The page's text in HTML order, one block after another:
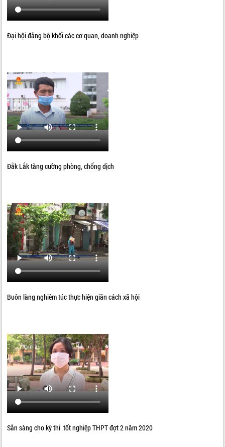
Đại hội đảng bộ khối các cơ quan, doanh nghiệp
Đắk Lắk tăng cường phòng, chống dịch
Buôn làng nghiêm túc thực hiện giãn cách xã hội
Sẵn sàng cho kỳ thi tốt nghiệp THPT đợt 2 năm 2020